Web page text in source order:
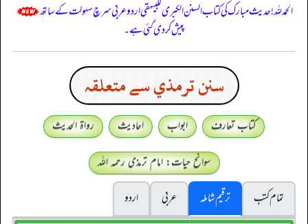
الحمدللہ! حدیث مبارک کی کتاب السنن الكبرى للبيهقي اردو عربی سرچ سہولت کے ساتھ
پیش کر دی گئی ہے۔
سنن ترمذي سے متعلقہ
کتاب تعارف ابواب احادیث
رواۃ الحدیث
سوانح حیات: امام ترمذی رحمہ اللہ
تمام کتب
ترقیم شاملہ عربی
اردو